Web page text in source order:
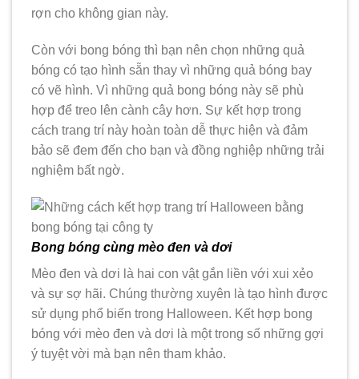
rợn cho không gian này.
Còn với bong bóng thì bạn nên chọn những quả
bóng có tạo hình sẵn thay vì những quả bóng bay
có vẽ hình. Vì những quả bong bóng này sẽ phù
hợp để treo lên cành cây hơn. Sự kết hợp trong
cách trang trí này hoàn toàn dễ thực hiện và đảm
bảo sẽ đem đến cho bạn và đồng nghiệp những trải
nghiệm bất ngờ.
Bong bóng cùng mèo đen và dơi
Mèo đen và dơi là hai con vật gắn liền với xui xẻo
và sự sợ hãi. Chúng thường xuyên là tạo hình được
sử dụng phổ biến trong Halloween. Kết hợp bong
bóng với mèo đen và dơi là một trong số những gợi
ý tuyệt vời mà bạn nên tham khảo.